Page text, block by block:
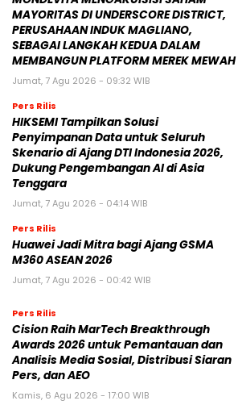
MAYORITAS DI UNDERSCORE DISTRICT,
PERUSAHAAN INDUK MAGLIANO,
SEBAGAI LANGKAH KEDUA DALAM
MEMBANGUN PLATFORM MEREK
Jumat, 7 Agu 2026 - 09:32 WIB
Pers Rilis
HIKSEMI Tampilkan Solusi
Penyimpanan Data untuk Seluruh
Skenario di Ajang DTI Indonesia 2026,
Dukung Pengembangan AI di Asia
Tenggara
Jumat, 7 Agu 2026 - 04:14 WIB
Pers Rilis
Huawei Jadi Mitra bagi Ajang GSMA
M360 ASEAN 2026
Jumat, 7 Agu 2026 - 00:42 WIB
Pers Rilis
Cision Raih MarTech Breakthrough
Awards 2026 untuk Pemantauan dan
Analisis Media Sosial, Distribusi Siaran
Pers, dan AEO
Kamis, 6 Agu 2026 - 17:00 WIB